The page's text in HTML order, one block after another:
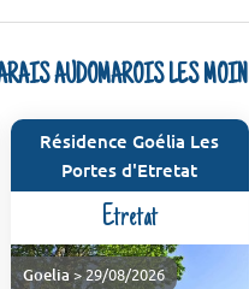
AUDOMAROIS LES
Résidence Goélia Les
Portes d'Etretat
Etretat
Goelia> 29/08/2026